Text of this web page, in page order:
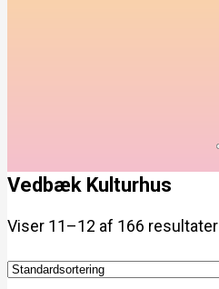
Vedbæk Kulturhus
Viser 11–12 af 166 resultater